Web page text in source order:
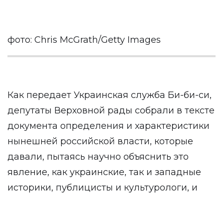
фото: Chris McGrath/Getty Images
Как передает Украинская служба Би-би-си,
депутаты Верховной рады собрали в тексте
документа определения и характеристики
нынешней российской власти, которые
давали, пытаясь научно объяснить это
явление, как украинские, так и западные
историки, публицисты и культурологи, и